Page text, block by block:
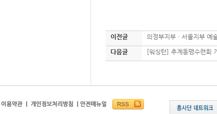
이전글 의정부지부ㆍ서울지부 예
다음글 [워싱턴] 추계동맹수련회